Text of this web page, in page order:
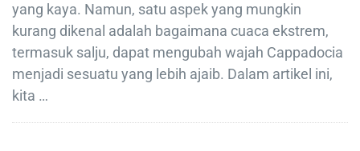
yang kaya. Namun, satu aspek yang mungkin
kurang dikenal adalah bagaimana cuaca ekstrem,
termasuk salju, dapat mengubah wajah Cappadocia
menjadi sesuatu yang lebih ajaib. Dalam artikel ini,
kita …